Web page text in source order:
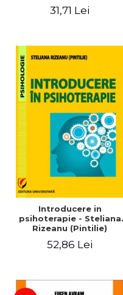
31,71 Lei
Introducere in
psihoterapie - Steliana
Rizeanu (Pintilie)
52,86 Lei